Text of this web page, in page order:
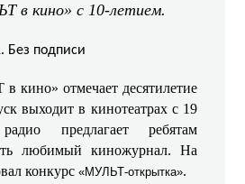
в кино» с 10-летием.
кино» отмечает десятилетие
выходит в кинотеатрах с 19
предлагает ребятам
любимый киножурнал. На
конкурс«МУЛЬТ-открытка».